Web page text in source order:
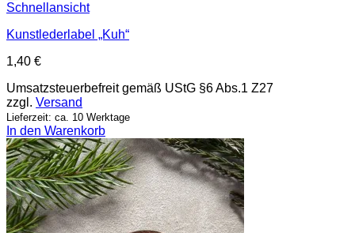
Schnellansicht
Kunstlederlabel „Kuh“
1,40 €
Umsatzsteuerbefreit gemäß UStG §6 Abs.1 Z27
zzgl. Versand
Lieferzeit: ca. 10 Werktage
In den Warenkorb